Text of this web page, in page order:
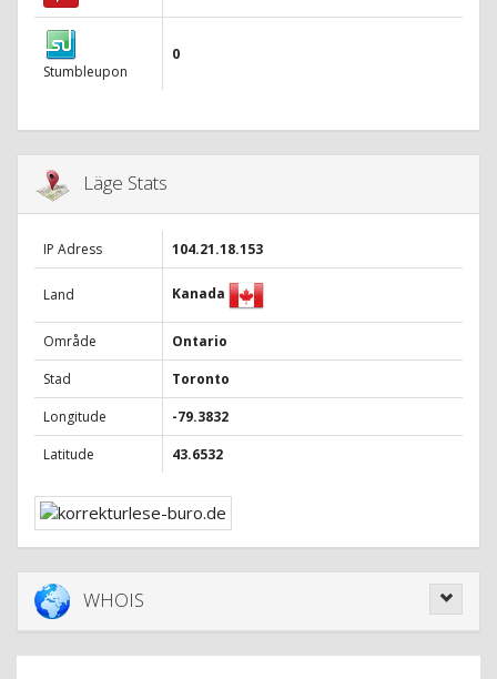
Stumbleupon
0
Läge Stats
IP Adress 104.21.18.153
Land Kanada
Område
Ontario
Stad
Toronto
Longitude
-79.3832
Latitude
43.6532
WHOIS